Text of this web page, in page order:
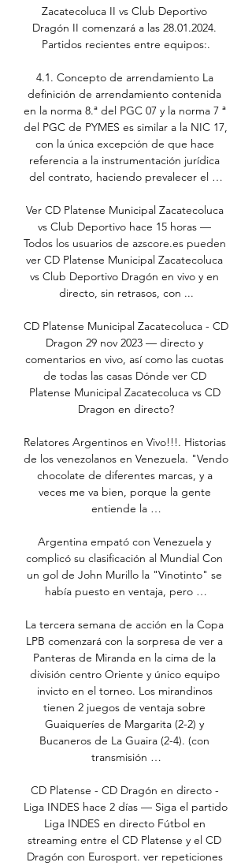
Zacatecoluca II vs Club Deportivo
Dragón II comenzará a las 28.01.2024.
Partidos recientes entre equipos:.
4.1. Concepto de arrendamiento La
definición de arrendamiento contenida
en la norma 8.ª del PGC 07 y la norma 7 ª
del PGC de PYMES es similar a la NIC 17,
con la única excepción de que hace
referencia a la instrumentación jurídica
del contrato, haciendo prevalecer el …
Ver CD Platense Municipal Zacatecoluca
vs Club Deportivo hace 15 horas —
Todos los usuarios de azscore.es pueden
ver CD Platense Municipal Zacatecoluca
vs Club Deportivo Dragón en vivo y en
directo, sin retrasos, con ...
CD Platense Municipal Zacatecoluca - CD
Dragon 29 nov 2023 — directo y
comentarios en vivo, así como las cuotas
de todas las casas Dónde ver CD
Platense Municipal Zacatecoluca vs CD
Dragon en directo?
Relatores Argentinos en Vivo!!!. Historias
de los venezolanos en Venezuela. "Vendo
chocolate de diferentes marcas, y a
veces me va bien, porque la gente
entiende la …
Argentina empató con Venezuela y
complicó su clasificación al Mundial Con
un gol de John Murillo la "Vinotinto" se
había puesto en ventaja, pero …
La tercera semana de acción en la Copa
LPB comenzará con la sorpresa de ver a
Panteras de Miranda en la cima de la
división centro Oriente y único equipo
invicto en el torneo. Los mirandinos
tienen 2 juegos de ventaja sobre
Guaiqueríes de Margarita (2-2) y
Bucaneros de La Guaira (2-4). (con
transmisión …
CD Platense - CD Dragón en directo -
Liga INDES hace 2 días — Siga el partido
Liga INDES en directo Fútbol en
streaming entre el CD Platense y el CD
Dragón con Eurosport. ver repeticiones